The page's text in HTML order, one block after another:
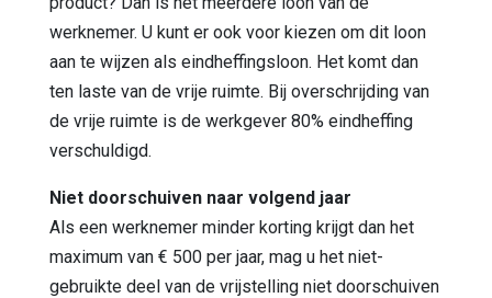
werknemer. U kunt er ook voor kiezen om dit loon
aan te wijzen als eindheffingsloon. Het komt dan
ten laste van de vrije ruimte. Bij overschrijding van
de vrije ruimte is de werkgever 80% eindheffing
verschuldigd.
Niet doorschuiven naar volgend jaar
Als een werknemer minder korting krijgt dan het
maximum van € 500 per jaar, mag u het niet-
gebruikte deel van de vrijstelling niet doorschuiven